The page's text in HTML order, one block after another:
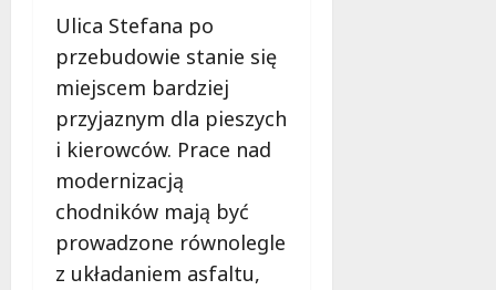
Ulica Stefana po
przebudowie stanie się
miejscem bardziej
przyjaznym dla pieszych
i kierowców. Prace nad
modernizacją
chodników mają być
prowadzone równolegle
z układaniem asfaltu,